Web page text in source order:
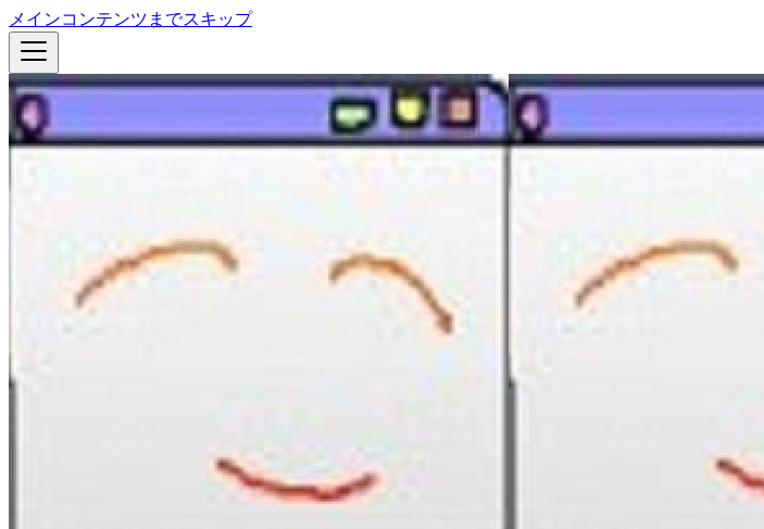
メインコンテンツまでスキップ